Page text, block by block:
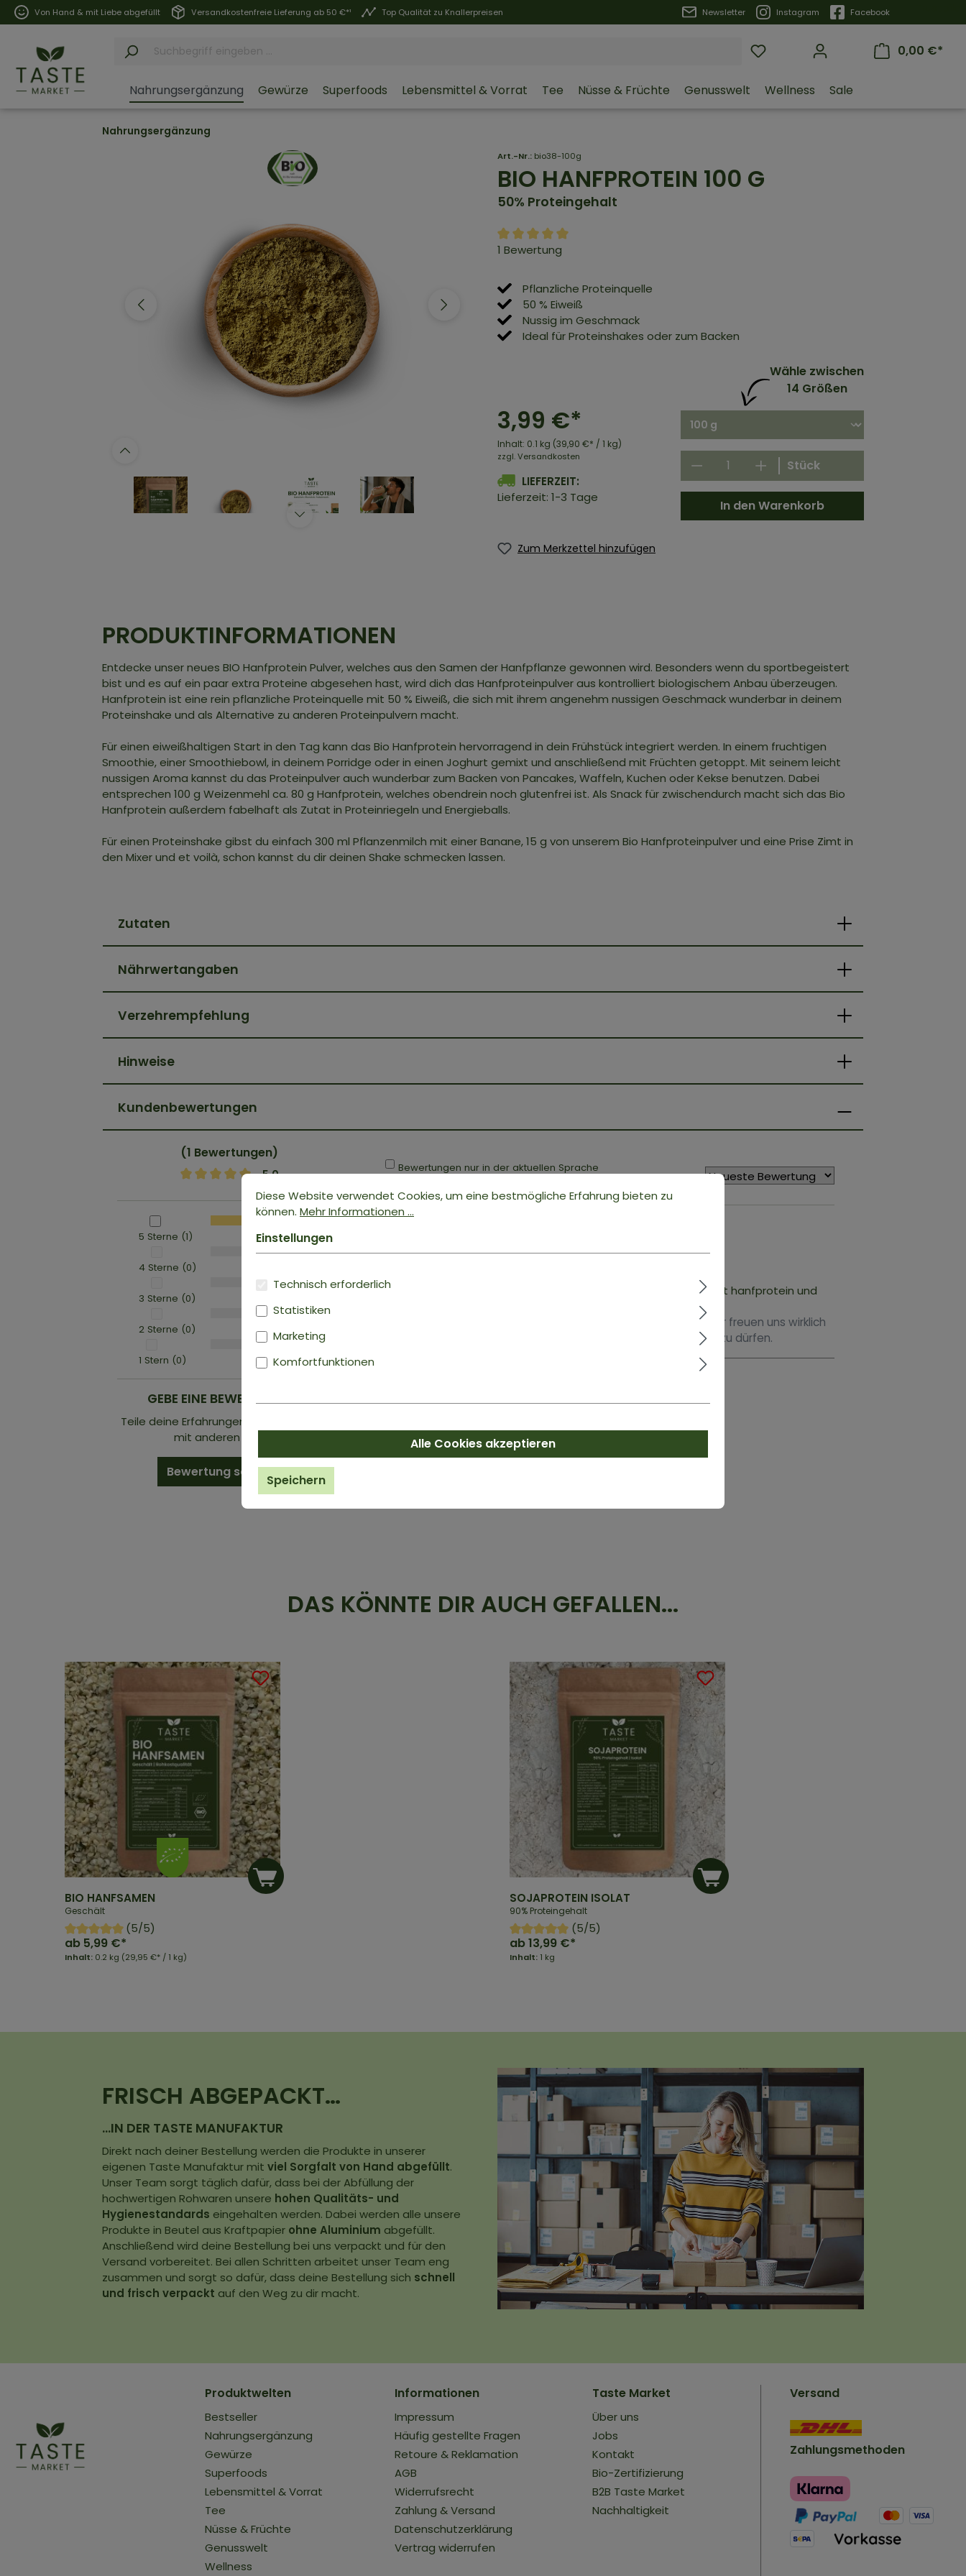
Von Hand & mit Liebe abgefüllt Versandkostenfreie Lieferung ab 50 €*¹ Top Qualität zu Knallerpreisen Newsletter Instagram Facebook
0,00 €*
Nahrungsergänzung Gewürze Superfoods Lebensmittel & Vorrat Tee Nüsse & Früchte Genusswelt Wellness Sale
Nahrungsergänzung
Art.-Nr.: bio38-100g
BIO HANFPROTEIN 100 G
50% Proteingehalt
1 Bewertung
Pflanzliche Proteinquelle
50 % Eiweiß
Nussig im Geschmack
Ideal für Proteinshakes oder zum Backen
3,99 €*
Inhalt: 0.1 kg (39,90 €* / 1 kg)
zzgl. Versandkosten
LIEFERZEIT:
Lieferzeit: 1-3 Tage
Wähle zwischen
14 Größen
Stück
In den Warenkorb
Zum Merkzettel hinzufügen
PRODUKTINFORMATIONEN
Entdecke unser neues BIO Hanfprotein Pulver, welches aus den Samen der Hanfpflanze gewonnen wird. Besonders wenn du sportbegeistert
bist und es auf ein paar extra Proteine abgesehen hast, wird dich das Hanfproteinpulver aus kontrolliert biologischem Anbau überzeugen.
Hanfprotein ist eine rein pflanzliche Proteinquelle mit 50 % Eiweiß, die sich mit ihrem angenehm nussigen Geschmack wunderbar in deinem
Proteinshake und als Alternative zu anderen Proteinpulvern macht.
Für einen eiweißhaltigen Start in den Tag kann das Bio Hanfprotein hervorragend in dein Frühstück integriert werden. In einem fruchtigen
Smoothie, einer Smoothiebowl, in deinem Porridge oder in einen Joghurt gemixt und anschließend mit Früchten getoppt. Mit seinem leicht
nussigen Aroma kannst du das Proteinpulver auch wunderbar zum Backen von Pancakes, Waffeln, Kuchen oder Kekse benutzen. Dabei
entsprechen 100 g Weizenmehl ca. 80 g Hanfprotein, welches obendrein noch glutenfrei ist. Als Snack für zwischendurch macht sich das Bio
Hanfprotein außerdem fabelhaft als Zutat in Proteinriegeln und Energieballs.
Für einen Proteinshake gibst du einfach 300 ml Pflanzenmilch mit einer Banane, 15 g von unserem Bio Hanfproteinpulver und eine Prise Zimt in
den Mixer und et voilà, schon kannst du dir deinen Shake schmecken lassen.
Zutaten
Nährwertangaben
Verzehrempfehlung
Hinweise
Kundenbewertungen
(1 Bewertungen)
5.0
5 Sterne (1)
4 Sterne (0)
3 Sterne (0)
2 Sterne (0)
1 Stern (0)
GEBE EINE BEWERTUNG AB!
Teile deine Erfahrungen mit dem Produkt
mit anderen Kunden.
Bewertung schreiben
Bewertungen nur in der aktuellen Sprache
Sortiert nach
Super Qualität. Jeden Morgen ein Smoothie oder Milchshake mit hanfprotein und
Unser Kommentar: Vielen Dank für Ihr positives Feedback. Wir freuen uns wirklich
sehr darüber und freuen uns Sie weiterhin als Kunde begrüßen zu dürfen.
DAS KÖNNTE DIR AUCH GEFALLEN...
BIO HANFSAMEN
Geschält
(5/5)
Inhalt: 0.2 kg (29,95 €* / 1 kg)
ab 5,99 €*
SOJAPROTEIN ISOLAT
90% Proteingehalt
(5/5)
Inhalt: 1 kg
ab13,99 €*
FRISCH ABGEPACKT…
…IN DER TASTE MANUFAKTUR
Direkt nach deiner Bestellung werden die Produkte in unserer
eigenen Taste Manufaktur mit viel Sorgfalt von Hand abgefüllt.
Unser Team sorgt täglich dafür, dass bei der Abfüllung der
hochwertigen Rohwaren unsere hohen Qualitäts- und
Hygienestandards eingehalten werden. Dabei werden alle unsere
Produkte in Beutel aus Kraftpapier ohne Aluminium abgefüllt.
Anschließend wird deine Bestellung bei uns verpackt und für den
Versand vorbereitet. Bei allen Schritten arbeitet unser Team eng
zusammen und sorgt so dafür, dass deine Bestellung sich schnell
und frisch verpackt auf den Weg zu dir macht.
Produktwelten
Bestseller
Nahrungsergänzung
Gewürze
Superfoods
Lebensmittel & Vorrat
Tee
Nüsse & Früchte
Genusswelt
Wellness
Informationen
Impressum
Häufig gestellte Fragen
Retoure & Reklamation
AGB
Widerrufsrecht
Zahlung & Versand
Datenschutzerklärung
Vertrag widerrufen
Taste Market
Über uns
Jobs
Kontakt
Bio-Zertifizierung
B2B Taste Market
Nachhaltigkeit
Versand
Zahlungsmethoden
Diese Website verwendet Cookies, um eine bestmögliche Erfahrung bieten zu
können. Mehr Informationen ...
Einstellungen
Technisch erforderlich
Statistiken
Marketing
Komfortfunktionen
Alle Cookies akzeptieren
Speichern